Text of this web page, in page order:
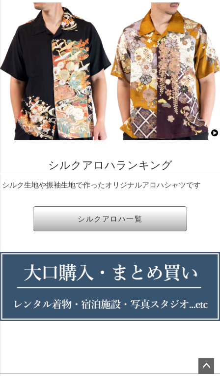
シルクアロハランキング
シルク生地や振袖生地で作ったオリジナルアロハシャツです
シルクアロハ一覧